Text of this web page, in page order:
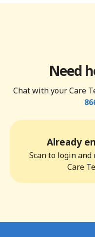
Need
Chat with your Care
Already
Scan to login and
Care